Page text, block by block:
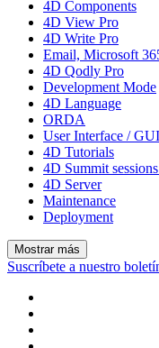
4D Components
4D View Pro
4D Write Pro
Email, Microsoft
4D Qodly Pro
Development Mode
4D Language
ORDA
User Interface / GUI
4D Tutorials
4D Summit
4D Server
Maintenance
Deployment
Mostrar más
Suscríbete a nuestro